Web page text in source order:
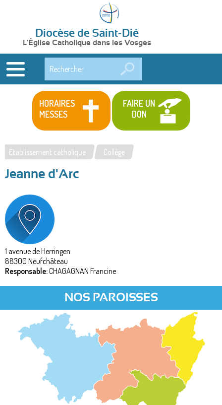
Diocèse de Saint-Dié
L'Église Catholique dans les Vosges
HORAIRES
MESSES
FAIRE UN
DON
Vous
êtes
ici
Etablissement catholique Collège
Jeanne d'Arc
1 avenue de Herringen
88300 Neufchâteau
Responsable:CHAGAGNAN Francine
NOS PAROISSES